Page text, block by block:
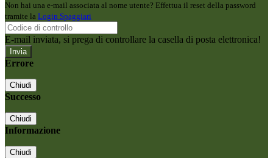
Non hai una e-mail associata al nome utente? Effettua il reset della password
tramite la Login Spaggiari
E-mail inviata, si prega di controllare la casella di posta elettronica!
Errore
Chiudi
Successo
Chiudi
Informazione
Chiudi